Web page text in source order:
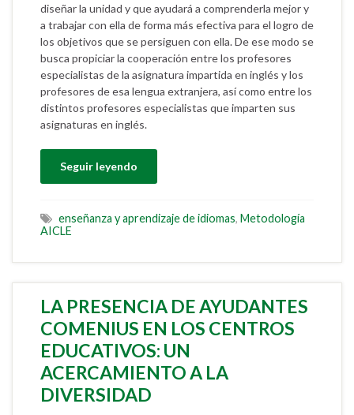
diseñar la unidad y que ayudará a comprenderla mejor y
a trabajar con ella de forma más efectiva para el logro de
los objetivos que se persiguen con ella. De ese modo se
busca propiciar la cooperación entre los profesores
especialistas de la asignatura impartida en inglés y los
profesores de esa lengua extranjera, así como entre los
distintos profesores especialistas que imparten sus
asignaturas en inglés.
Seguir leyendo
enseñanza y aprendizaje de idiomas, Metodología
AICLE
LA PRESENCIA DE AYUDANTES
COMENIUS EN LOS CENTROS
EDUCATIVOS: UN
ACERCAMIENTO A LA
DIVERSIDAD